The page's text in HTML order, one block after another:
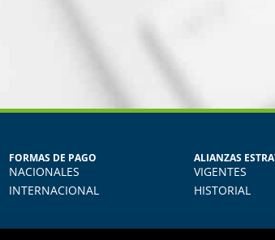
Egresada del
Aprendí muchísimo. Uso
diario, actualmente me
empresa
FORMAS DE PAGO
NACIONALES
INTERNACIONAL
ALIANZAS
VIGENTES
HISTORIAL